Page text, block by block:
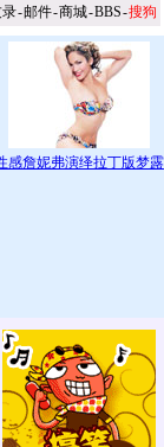
-邮件-商城-BBS-搜狗